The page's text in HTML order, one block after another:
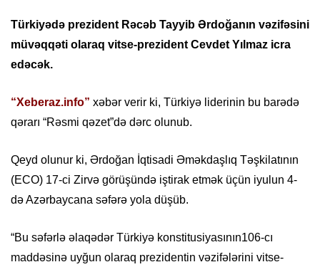
Türkiyədə prezident Rəcəb Tayyib Ərdoğanın vəzifəsini
müvəqqəti olaraq vitse-prezident Cevdet Yılmaz icra
edəcək.
“Xeberaz.info” xəbər verir ki, Türkiyə liderinin bu barədə
qərarı “Rəsmi qəzet”də dərc olunub.
Qeyd olunur ki, Ərdoğan İqtisadi Əməkdaşlıq Təşkilatının
(ECO) 17-ci Zirvə görüşündə iştirak etmək üçün iyulun 4-
də Azərbaycana səfərə yola düşüb.
“Bu səfərlə əlaqədər Türkiyə konstitusiyasının106-cı
maddəsinə uyğun olaraq prezidentin vəzifələrini vitse-